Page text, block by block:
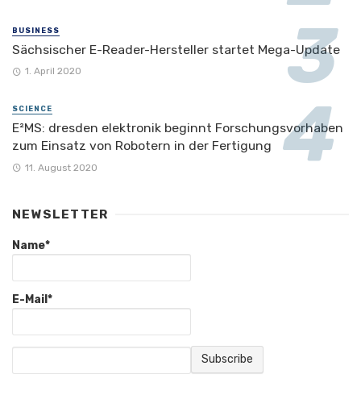
BUSINESS
Sächsischer E-Reader-Hersteller startet Mega-Update
1. April 2020
SCIENCE
E²MS: dresden elektronik beginnt Forschungsvorhaben
zum Einsatz von Robotern in der Fertigung
11. August 2020
NEWSLETTER
Name*
E-Mail*